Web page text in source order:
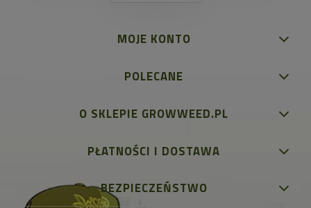
MOJE KONTO
POLECANE
O SKLEPIE GROWWEED.PL
PŁATNOŚCI I DOSTAWA
BEZPIECZEŃSTWO